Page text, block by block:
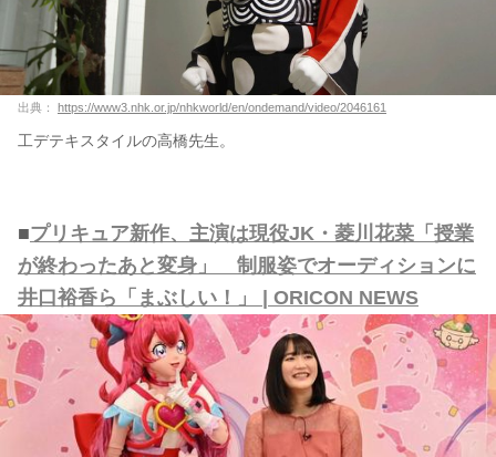
出典： https://www3.nhk.or.jp/nhkworld/en/ondemand/video/2046161
工デテキスタイルの高橋先生。
■プリキュア新作、主演は現役JK・菱川花菜「授業
が終わったあと変身」 制服姿でオーディションに
井口裕香ら「まぶしい！」 | ORICON NEWS